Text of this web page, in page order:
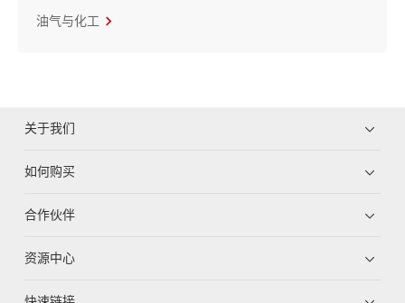
油气与化工
关于我们
如何购买
合作伙伴
资源中心